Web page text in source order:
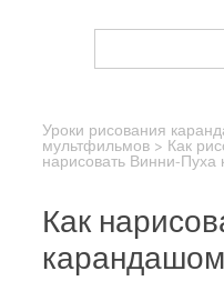
Уроки рисования
мультфильмов > Как
нарисовать Винни-
Как